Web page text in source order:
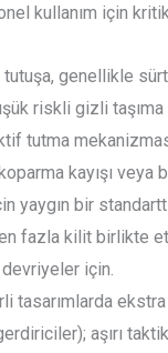
kullanım için
genellikle
riskli gizli
tutma
kayışı veya
yaygın bir
fazla kilit birlikte
için.
tasarımlarda
aşırı